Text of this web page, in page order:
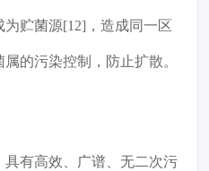
贮菌源[12]，造成同一区
的污染控制，防止扩散。
有高效、广谱、无二次污